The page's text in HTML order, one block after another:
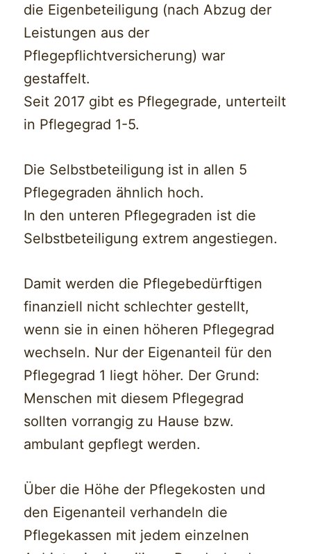
die Eigenbeteiligung (nach Abzug der
Leistungen aus der
Pflegepflichtversicherung) war
gestaffelt.
Seit 2017 gibt es Pflegegrade, unterteilt
in Pflegegrad 1-5.
Die Selbstbeteiligung ist in allen 5
Pflegegraden ähnlich hoch.
In den unteren Pflegegraden ist die
Selbstbeteiligung extrem angestiegen.
Damit werden die Pflegebedürftigen
finanziell nicht schlechter gestellt,
wenn sie in einen höheren Pflegegrad
wechseln. Nur der Eigenanteil für den
Pflegegrad 1 liegt höher. Der Grund:
Menschen mit diesem Pflegegrad
sollten vorrangig zu Hause bzw.
ambulant gepflegt werden.
Über die Höhe der Pflegekosten und
den Eigenanteil verhandeln die
Pflegekassen mit jedem einzelnen